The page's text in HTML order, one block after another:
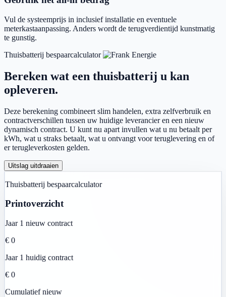
Vul de systeemprijs in inclusief installatie en eventuele
meterkastaanpassing. Anders wordt de terugverdientijd kunstmatig
te gunstig.
Thuisbatterij bespaarcalculator
Bereken wat een thuisbatterij u kan
opleveren.
Deze berekening combineert slim handelen, extra zelfverbruik en
contractverschillen tussen uw huidige leverancier en een nieuw
dynamisch contract. U kunt nu apart invullen wat u nu betaalt per
kWh, wat u straks betaalt, wat u ontvangt voor teruglevering en of
er terugleverkosten gelden.
Uitslag uitdraaien
Thuisbatterij bespaarcalculator
Printoverzicht
Jaar 1 nieuw contract
€ 0
Jaar 1 huidig contract
€ 0
Cumulatief nieuw